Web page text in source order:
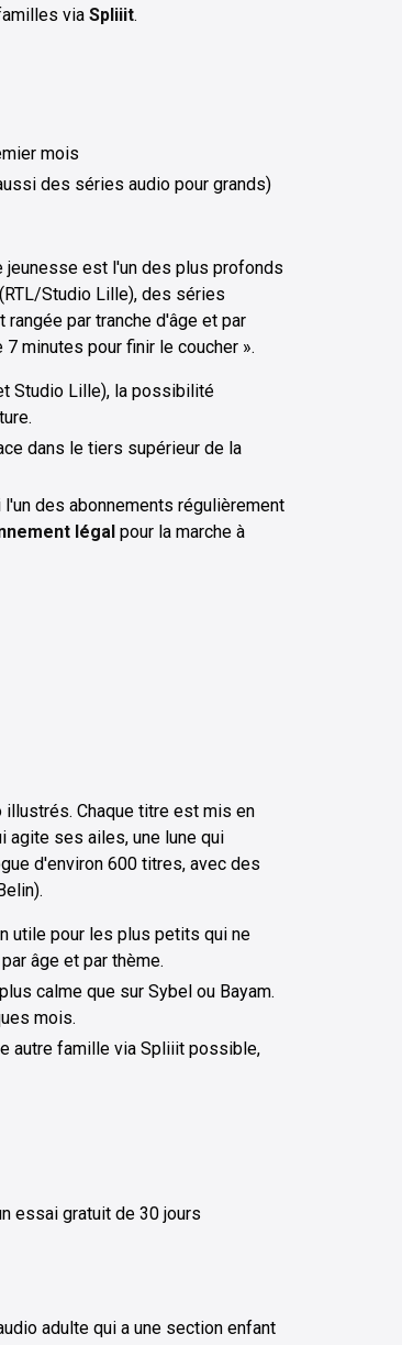
via Spliiit.
mois
des séries audio pour grands)
jeunesse est l'un des plus profonds
Studio Lille), des séries
par tranche d'âge et par
minutes pour finir le coucher ».
Studio Lille), la possibilité
dans le tiers supérieur de la
des abonnements régulièrement
légal pour la marche à
Chaque titre est mis en
agite ses ailes, une lune qui
d'environ 600 titres, avec des
utile pour les plus petits qui ne
âge et par thème.
calme que sur Sybel ou Bayam.
mois.
autre famille via Spliiit possible,
essai gratuit de 30 jours
adulte qui a une section enfant